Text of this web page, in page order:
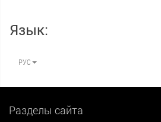
Язык:
РУС
Разделы сайта